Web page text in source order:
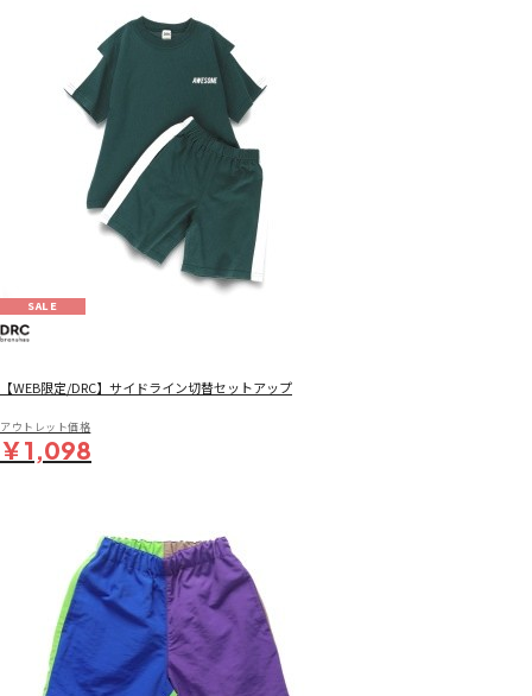
SALE
【WEB限定/DRC】サイドライン切替セットアップ
アウトレット価格
￥1,098